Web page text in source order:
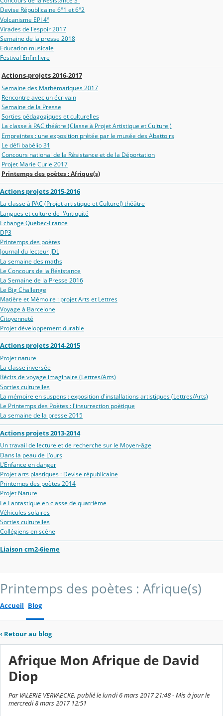
Devise Républicaine 6°1 et 6°2
Volcanisme EPI 4°
Virades de l'espoir 2017
Semaine de la presse 2018
Education musicale
Festival Enfin livre
Actions-projets 2016-2017
Semaine des Mathématiques 2017
Rencontre avec un écrivain
Semaine de la Presse
Sorties pédagogiques et culturelles
La classe à PAC théâtre (Classe à Projet Artistique et Culturel)
Empreintes : une exposition prétée par le musée des Abattoirs
Le défi babélio 31
Concours national de la Résistance et de la Déportation
Projet Marie Curie 2017
Printemps des poètes : Afrique(s)
Actions projets 2015-2016
La classe à PAC (Projet artistique et Culturel) théâtre
Langues et culture de l'Antiquité
Echange Quebec-France
DP3
Printemps des poètes
Journal du lecteur JDL
La semaine des maths
Le Concours de la Résistance
La Semaine de la Presse 2016
Le Big Challenge
Matière et Mémoire : projet Arts et Lettres
Voyage à Barcelone
Citoyenneté
Projet développement durable
Actions projets 2014-2015
Projet nature
La classe inversée
Récits de voyage imaginaire (Lettres/Arts)
Sorties culturelles
La mémoire en suspens : exposition d'installations artistiques (Lettres/Arts)
Le Printemps des Poètes : l'insurrection poètique
La semaine de la presse 2015
Actions projets 2013-2014
Un travail de lecture et de recherche sur le Moyen-âge
Dans la peau de L'ours
L'Enfance en danger
Projet arts plastiques : Devise républicaine
Printemps des poètes 2014
Projet Nature
Le Fantastique en classe de quatrième
Véhicules solaires
Sorties culturelles
Collégiens en scéne
Liaison cm2-6ieme
Printemps des poètes : Afrique(s)
Accueil Blog
‹ Retour au blog
Afrique Mon Afrique de David
Diop
Par VALERIE VERVAECKE, publié le lundi 6 mars 2017 21:48 - Mis à jour le
mercredi 8 mars 2017 12:51